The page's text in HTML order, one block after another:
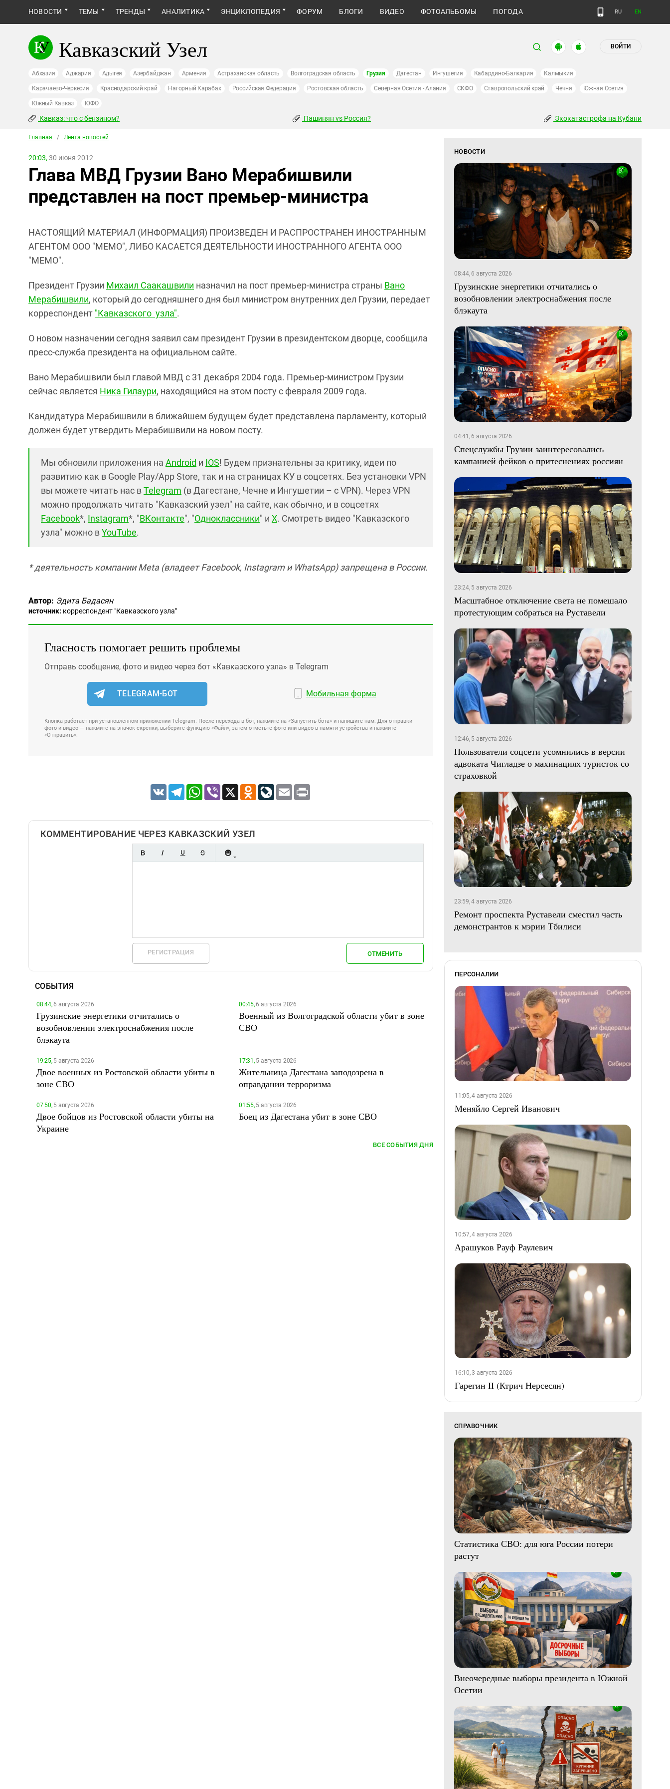
НОВОСТИ ТЕМЫ ТРЕНДЫ АНАЛИТИКА ЭНЦИКЛОПЕДИЯ ФОРУМ БЛОГИ ВИДЕО ФОТОАЛЬБОМЫ ПОГОДА RU EN
Кавказский Узел ВОЙТИ
Абхазия Аджария Адыгея Азербайджан Армения Астраханская область Волгоградская область Грузия Дагестан Ингушетия Кабардино-Балкария Калмыкия
Карачаево-Черкесия Краснодарский край Нагорный Карабах Российская Федерация Ростовская область Северная Осетия - Алания СКФО Ставропольский край Чечня Южная Осетия
Южный Кавказ ЮФО
Кавказ: что с бензином? Пашинян vs Россия? Экокатастрофа на Кубани
Главная / Лента новостей
20:03, 30 июня 2012
Глава МВД Грузии Вано Мерабишвили
представлен на пост премьер-министра
НАСТОЯЩИЙ МАТЕРИАЛ (ИНФОРМАЦИЯ) ПРОИЗВЕДЕН И РАСПРОСТРАНЕН ИНОСТРАННЫМ
АГЕНТОМ ООО "МЕМО", ЛИБО КАСАЕТСЯ ДЕЯТЕЛЬНОСТИ ИНОСТРАННОГО АГЕНТА ООО
"МЕМО".
Президент Грузии Михаил Саакашвили назначил на пост премьер-министра страны Вано
Мерабишвили, который до сегодняшнего дня был министром внутренних дел Грузии, передает
корреспондент "Кавказского узла".
О новом назначении сегодня заявил сам президент Грузии в президентском дворце, сообщила
пресс-служба президента на официальном сайте.
Вано Мерабишвили был главой МВД с 31 декабря 2004 года. Премьер-министром Грузии
сейчас является Ника Гилаури, находящийся на этом посту с февраля 2009 года.
Кандидатура Мерабишвили в ближайшем будущем будет представлена парламенту, который
должен будет утвердить Мерабишвили на новом посту.
Мы обновили приложения на Android и IOS! Будем признательны за критику, идеи по
развитию как в Google Play/App Store, так и на страницах КУ в соцсетях. Без установки VPN
вы можете читать нас вTelegram (в Дагестане, Чечне и Ингушетии – с VPN). Через VPN
можно продолжать читать "Кавказский узел" на сайте, как обычно, и в соцсетях
Facebook*, Instagram*, "ВКонтакте", "Одноклассники" и X. Смотреть видео "Кавказского
узла" можно вYouTube.
* деятельность компании Meta (владеет Facebook, Instagram и WhatsApp) запрещена в России.
Автор: Эдита Бадасян
источник: корреспондент "Кавказского узла"
Гласность помогает решить проблемы
Отправь сообщение, фото и видео через бот «Кавказского узла» в Telegram
TELEGRAM-БОТ Мобильная форма
Кнопка работает при установленном приложении Telegram. После перехода в бот, нажмите на «Запустить бота» и напишите нам. Для отправки
фото и видео — нажмите на значок скрепки, выберите функцию «Файл», затем отметьте фото или видео в памяти устройства и нажмите
«Отправить».
VK TelegramWhatsApp
Viber X Odnoklassniki
LiveJournal
Email
КОММЕНТИРОВАНИЕ ЧЕРЕЗ КАВКАЗСКИЙ УЗЕЛ
РЕГИСТРАЦИЯ ОТМЕНИТЬ
СОБЫТИЯ
08:44,6 августа 2026
Грузинские энергетики отчитались о
возобновлении электроснабжения после
блэкаута
00:45,6 августа 2026
Военный из Волгоградской области убит в зоне
СВО
19:25,5 августа 2026
Двое военных из Ростовской области убиты в
зоне СВО
17:31,5 августа 2026
Жительница Дагестана заподозрена в
оправдании терроризма
07:50,5 августа 2026
Двое бойцов из Ростовской области убиты на
Украине
01:55,5 августа 2026
Боец из Дагестана убит в зоне СВО
ВСЕ СОБЫТИЯ ДНЯ
НОВОСТИ
08:44, 6 августа 2026
Грузинские энергетики отчитались о
возобновлении электроснабжения после
блэкаута
04:41, 6 августа 2026
Спецслужбы Грузии заинтересовались
кампанией фейков о притеснениях россиян
23:24, 5 августа 2026
Масштабное отключение света не помешало
протестующим собраться на Руставели
12:46, 5 августа 2026
Пользователи соцсети усомнились в версии
адвоката Чигладзе о махинациях туристок со
страховкой
23:59, 4 августа 2026
Ремонт проспекта Руставели сместил часть
демонстрантов к мэрии Тбилиси
ПЕРСОНАЛИИ
11:05, 4 августа 2026
Меняйло Сергей Иванович
10:57, 4 августа 2026
Арашуков Рауф Раулевич
16:10, 3 августа 2026
Гарегин II (Ктрич Нерсесян)
СПРАВОЧНИК
Статистика СВО: для юга России потери
растут
Внеочередные выборы президента в Южной
Осетии